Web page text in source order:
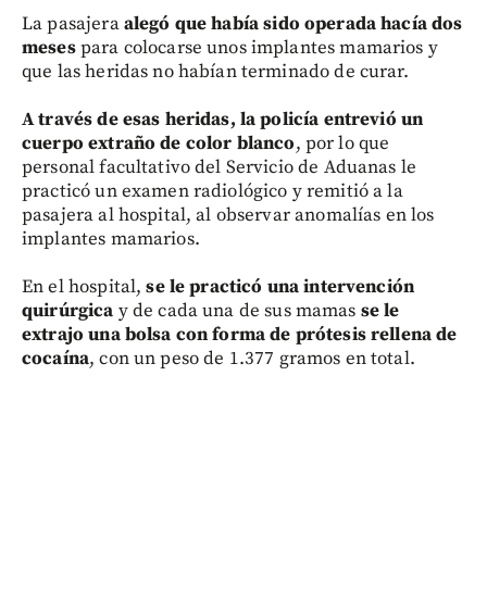
La pasajeraalegó que había sido operada hacía dos
mesespara colocarse unos implantes mamarios y
que las heridas no habían terminado de curar.
A través de esas heridas, la policía entrevió un
cuerpo extraño de color blanco, por lo que
personal facultativo del Servicio de Aduanas le
practicó un examen radiológico y remitió a la
pasajera al hospital, al observar anomalías en los
implantes mamarios.
En el hospital,se le practicó una intervención
quirúrgica y de cada una de sus mamas se le
extrajo una bolsa con forma de prótesis rellena de
cocaína, con un peso de 1.377 gramos en total.